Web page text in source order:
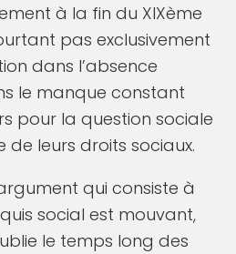
à la fin du XIXème
pas exclusivement
dans l’absence
le manque constant
pour la question sociale
leurs droits sociaux.
qui consiste à
social est mouvant,
le temps long des